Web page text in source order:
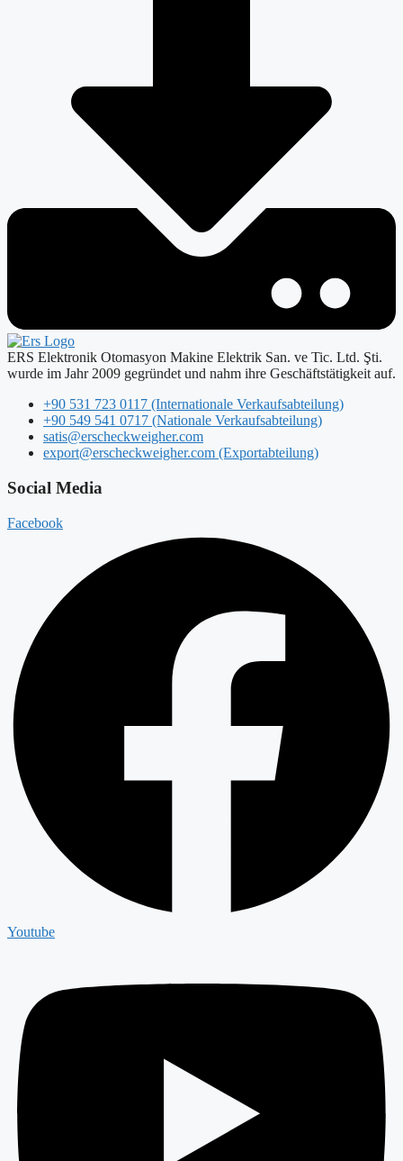
ERS Elektronik Otomasyon Makine Elektrik San. ve Tic. Ltd. Şti.
wurde im Jahr 2009 gegründet und nahm ihre Geschäftstätigkeit auf.
+90 531 723 0117 (Internationale Verkaufsabteilung)
+90 549 541 0717 (Nationale Verkaufsabteilung)
satis@erscheckweigher.com
export@erscheckweigher.com (Exportabteilung)
Social Media
Facebook
Youtube